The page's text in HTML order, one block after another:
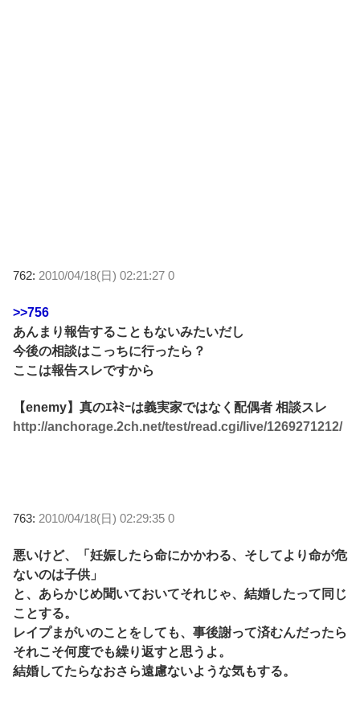
762: 2010/04/18(日) 02:21:27 0
>>756
あんまり報告することもないみたいだし
今後の相談はこっちに行ったら？
ここは報告スレですから
【enemy】真のｴﾈﾐｰは義実家ではなく配偶者 相談スレ
http://anchorage.2ch.net/test/read.cgi/live/1269271212/
763: 2010/04/18(日) 02:29:35 0
悪いけど、「妊娠したら命にかかわる、そしてより命が危
ないのは子供」
と、あらかじめ聞いておいてそれじゃ、結婚したって同じ
ことする。
レイプまがいのことをしても、事後謝って済むんだったら
それこそ何度でも繰り返すと思うよ。
結婚してたらなおさら遠慮ないような気もする。